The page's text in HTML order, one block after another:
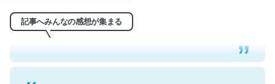
記事へみんなの感想が集まる
─今のこの状況が信じられるかい？ by ラーズ・ヌートバー